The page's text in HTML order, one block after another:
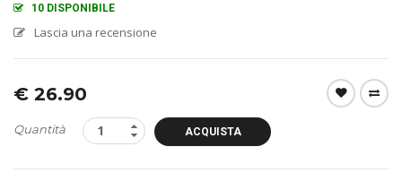
10 DISPONIBILE
Lascia una recensione
€ 26.90
Quantità ACQUISTA